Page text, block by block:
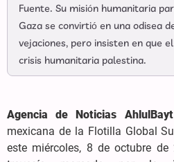
Fuente. Su misión humanitaria
Gaza se convirtió en una odisea
vejaciones, pero insisten en que
crisis humanitaria palestina.
Agencia de Noticias
mexicana de la Flotilla Global
este miércoles, 8 de octubre